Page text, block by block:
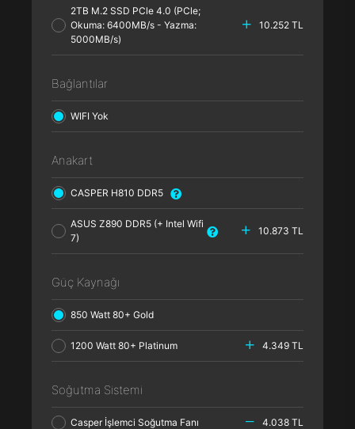
2TB M.2 SSD PCle 4.0 (PCle;
Okuma: 6400MB/s - Yazma:
5000MB/s)
10.252 TL
Bağlantılar
WIFI Yok
Anakart
CASPER H810 DDR5
ASUS Z890 DDR5 (+ Intel Wifi
7)
10.873 TL
Güç Kaynağı
850 Watt 80+ Gold
1200 Watt 80+ Platinum 4.349 TL
Soğutma Sistemi
Casper İşlemci Soğutma Fanı 4.038 TL